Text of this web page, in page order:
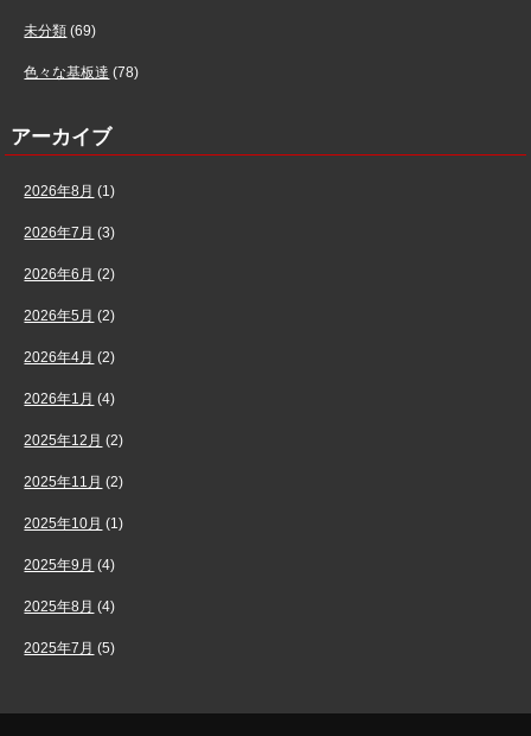
未分類 (69)
色々な基板達 (78)
アーカイブ
2026年8月 (1)
2026年7月 (3)
2026年6月 (2)
2026年5月 (2)
2026年4月 (2)
2026年1月 (4)
2025年12月 (2)
2025年11月 (2)
2025年10月 (1)
2025年9月 (4)
2025年8月 (4)
2025年7月 (5)